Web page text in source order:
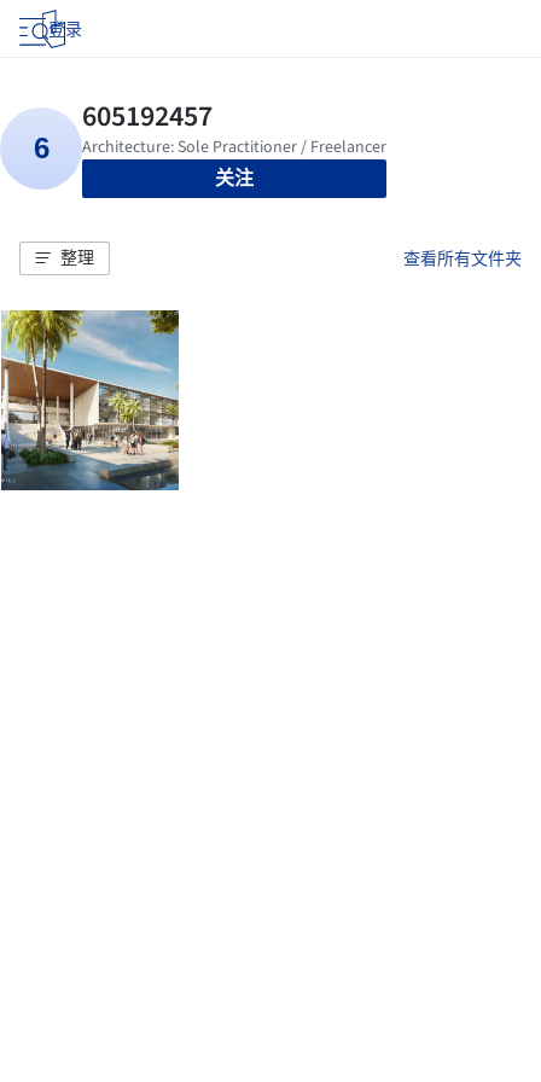
登录
关注
整理 查看所有文件夹